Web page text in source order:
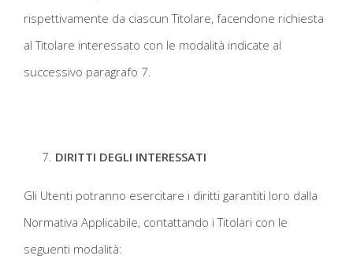
rispettivamente da ciascun Titolare, facendone richiesta
al Titolare interessato con le modalità indicate al
successivo paragrafo 7.
DIRITTI DEGLI INTERESSATI
Gli Utenti potranno esercitare i diritti garantiti loro dalla
Normativa Applicabile, contattando i Titolari con le
seguenti modalità: